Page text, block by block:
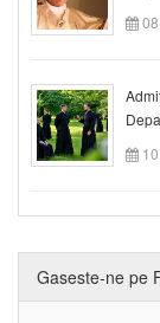
Gaseste-ne pe